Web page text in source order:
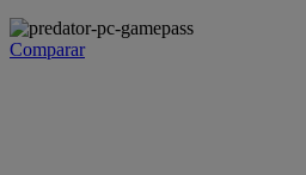
Comparar